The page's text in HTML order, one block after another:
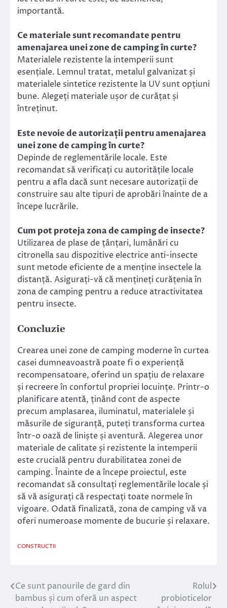
importantă.
Ce materiale sunt recomandate pentru
amenajarea unei zone de camping în curte?
Materialele rezistente la intemperii sunt
esențiale. Lemnul tratat, metalul galvanizat și
materialele sintetice rezistente la UV sunt opțiuni
bune. Alegeți materiale ușor de curățat și
întreținut.
Este nevoie de autorizații pentru amenajarea
unei zone de camping în curte?
Depinde de reglementările locale. Este
recomandat să verificați cu autoritățile locale
pentru a afla dacă sunt necesare autorizații de
construire sau alte tipuri de aprobări înainte de a
începe lucrările.
Cum pot proteja zona de camping de insecte?
Utilizarea de plase de țânțari, lumânări cu
citronella sau dispozitive electrice anti-insecte
sunt metode eficiente de a menține insectele la
distanță. Asigurați-vă că mențineți curățenia în
zona de camping pentru a reduce atractivitatea
pentru insecte.
Concluzie
Crearea unei zone de camping moderne în curtea
casei dumneavoastră poate fi o experiență
recompensatoare, oferind un spațiu de relaxare
și recreere în confortul propriei locuințe. Printr-o
planificare atentă, ținând cont de aspecte
precum amplasarea, iluminatul, materialele și
măsurile de siguranță, puteți transforma curtea
într-o oază de liniște și aventură. Alegerea unor
materiale de calitate și rezistente la intemperii
este crucială pentru durabilitatea zonei de
camping. Înainte de a începe proiectul, este
recomandat să consultați reglementările locale și
să vă asigurați că respectați toate normele în
vigoare. Odată finalizată, zona de camping vă va
oferi numeroase momente de bucurie și relaxare.
CONSTRUCTII
Navigare
Ce sunt panourile de gard din
bambus și cum oferă un aspect
Rolul
probioticelor